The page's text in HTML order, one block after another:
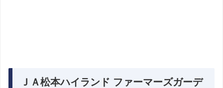
ＪＡ松本ハイランド ファーマーズガーデ